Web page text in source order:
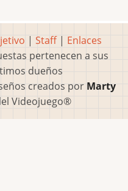
| Staff| Enlaces
pertenecen a sus
dueños
creados por Marty
Videojuego®